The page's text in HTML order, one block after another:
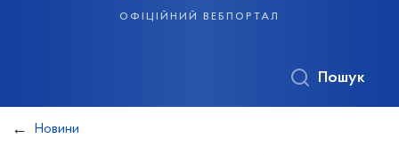
офіційний вебпортал
Пошук
Новини